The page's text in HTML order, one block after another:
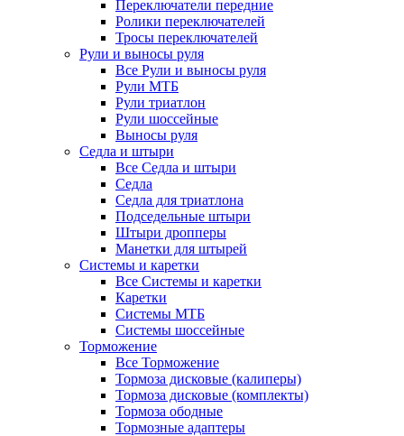
Переключатели передние
Ролики переключателей
Тросы переключателей
Рули и выносы руля
Все Рули и выносы руля
Рули МТБ
Рули триатлон
Рули шоссейные
Выносы руля
Седла и штыри
Все Седла и штыри
Седла
Седла для триатлона
Подседельные штыри
Штыри дропперы
Манетки для штырей
Системы и каретки
Все Системы и каретки
Каретки
Системы МТБ
Системы шоссейные
Торможение
Все Торможение
Тормоза дисковые (калиперы)
Тормоза дисковые (комплекты)
Тормоза ободные
Тормозные адаптеры